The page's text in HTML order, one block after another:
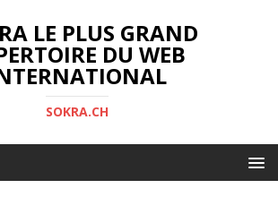
LE PLUS GRAND
DU WEB
SOKRA.CH